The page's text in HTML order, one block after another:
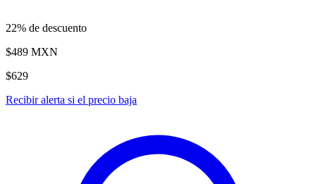
22% de descuento
$489 MXN
$629
Recibir alerta si el precio baja